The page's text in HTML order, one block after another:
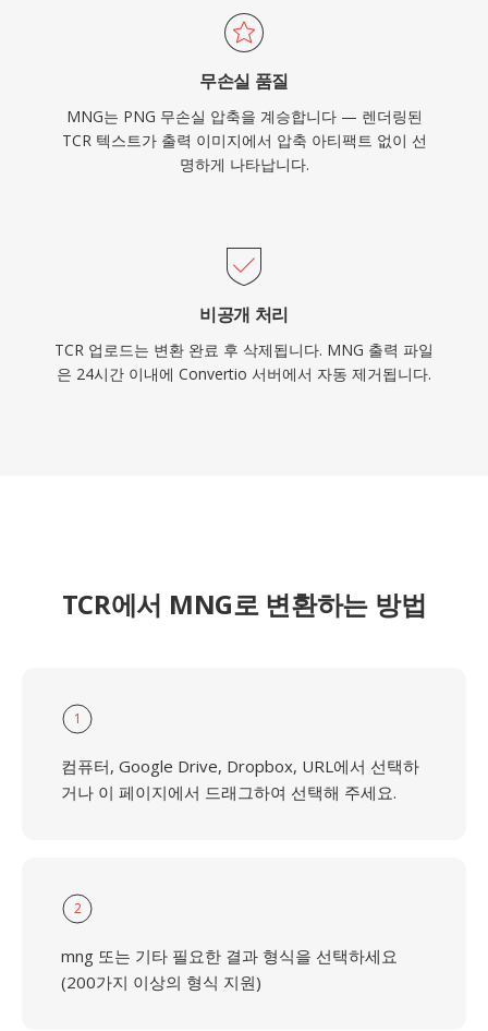
무손실 품질
MNG는 PNG 무손실 압축을 계승합니다 — 렌더링된
TCR 텍스트가 출력 이미지에서 압축 아티팩트 없이 선
명하게 나타납니다.
비공개 처리
TCR 업로드는 변환 완료 후 삭제됩니다. MNG 출력 파일
은 24시간 이내에 Convertio 서버에서 자동 제거됩니다.
TCR에서 MNG로 변환하는 방법
1
컴퓨터, Google Drive, Dropbox, URL에서 선택하
거나 이 페이지에서 드래그하여 선택해 주세요.
2
mng 또는 기타 필요한 결과 형식을 선택하세요
(200가지 이상의 형식 지원)